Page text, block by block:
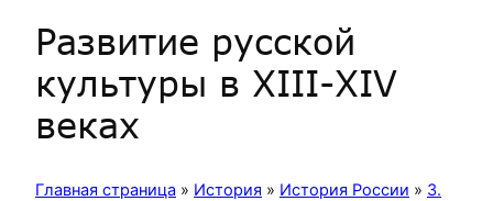
Развитие русской
культуры в XIII-XIV
веках
Главная страница » История » История России » 3.